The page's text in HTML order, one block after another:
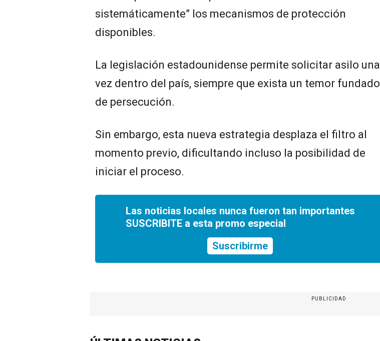
sistemáticamente” los mecanismos de protección
disponibles.
La legislación estadounidense permite solicitar asilo una
vez dentro del país, siempre que exista un temor fundado
de persecución.
Sin embargo, esta nueva estrategia desplaza el filtro al
momento previo, dificultando incluso la posibilidad de
iniciar el proceso.
Las noticias locales nunca fueron tan importantes
SUSCRIBITE a esta promo especial
Suscribirme
PUBLICIDAD